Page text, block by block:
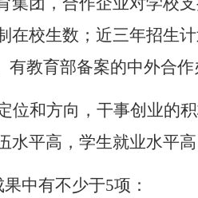
在校生数；近三年招生
教育部备案的中外合
位和方向，干事创业
平高，学生就业水平高
中有不少于5项：